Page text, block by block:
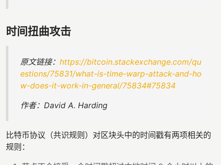
时间扭曲攻击
原文链接： https://bitcoin.stackexchange.com/qu
estions/75831/what-is-time-warp-attack-and-ho
w-does-it-work-in-general/75834#75834
作者：David A. Harding
比特币协议（共识规则）对区块头中的时间戳有两项相关的
规则：